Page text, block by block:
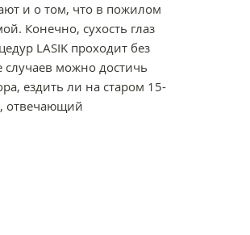
и о том, что в пожилом
Конечно, сухость глаз
LASIK проходит без
можно достичь
ездить ли на старом 15-
отвечающий